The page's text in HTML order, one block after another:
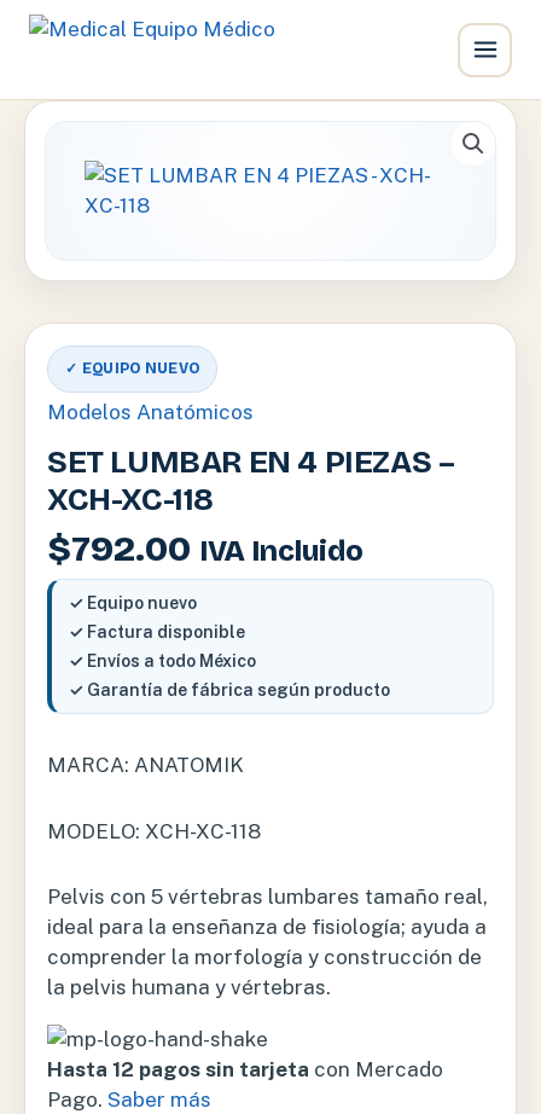
contenido
✓ EQUIPO NUEVO
Modelos Anatómicos
SET LUMBAR EN 4 PIEZAS –
XCH-XC-118
$792.00 IVA Incluido
✓ Equipo nuevo
✓ Factura disponible
✓ Envíos a todo México
✓ Garantía de fábrica según producto
MARCA: ANATOMIK
MODELO: XCH-XC-118
Pelvis con 5 vértebras lumbares tamaño real,
ideal para la enseñanza de fisiología; ayuda a
comprender la morfología y construcción de
la pelvis humana y vértebras.
Hasta 12 pagos sin tarjeta con Mercado
Pago. Saber más